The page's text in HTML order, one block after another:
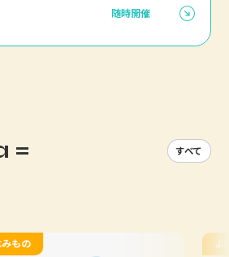
随時開催
=
すべて
の よみも